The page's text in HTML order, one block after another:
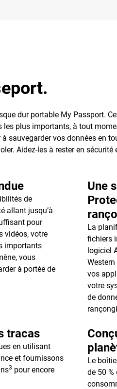
dur portable My Passport.
plus importants, à tout
sauvegarder vos données en
Aidez-les à rester en
de
allant jusqu’à
pour
vidéos, votre
importants
vous
à portée de
Une
La
fichiers
logiciel
vos
votre
de
tracas
en utilisant
et fournissons
3 pour encore
Le
de 50